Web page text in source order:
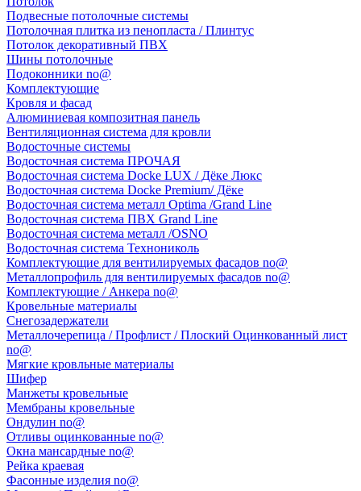
Подвесные потолочные системы
Потолочная плитка из пенопласта / Плинтус
Потолок декоративный ПВХ
Шины потолочные
Подоконники no@
Комплектующие
Кровля и фасад
Алюминиевая композитная панель
Вентиляционная система для кровли
Водосточные системы
Водосточная система ПРОЧАЯ
Водосточная система Docke LUX / Дёке Люкс
Водосточная система Docke Premium/ Дёке
Водосточная система металл Optima /Grand Line
Водосточная система ПВХ Grand Line
Водосточная система металл /OSNO
Водосточная система Технониколь
Комплектующие для вентилируемых фасадов no@
Металлопрофиль для вентилируемых фасадов no@
Комплектующие / Анкера no@
Кровельные материалы
Снегозадержатели
Металлочерепица / Профлист / Плоский Оцинкованный лист
no@
Мягкие кровльные материалы
Шифер
Манжеты кровельные
Мембраны кровельные
Ондулин no@
Отливы оцинкованные no@
Окна мансардные no@
Рейка краевая
Фасонные изделия no@